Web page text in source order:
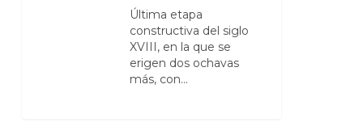
Última etapa
constructiva del siglo
XVIII, en la que se
erigen dos ochavas
más, con…